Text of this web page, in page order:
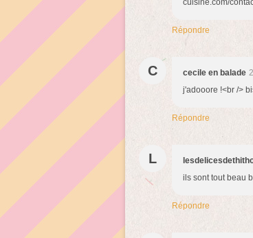
cuisine.com/
Répondre
C cecile en balade
j'adooore !<br />
Répondre
L
ils sont tout beau
Répondre